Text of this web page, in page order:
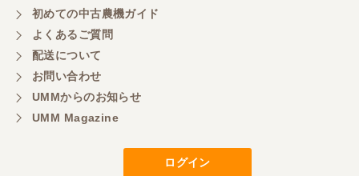
初めての中古農機ガイド
よくあるご質問
配送について
お問い合わせ
UMMからのお知らせ
UMM Magazine
ログイン